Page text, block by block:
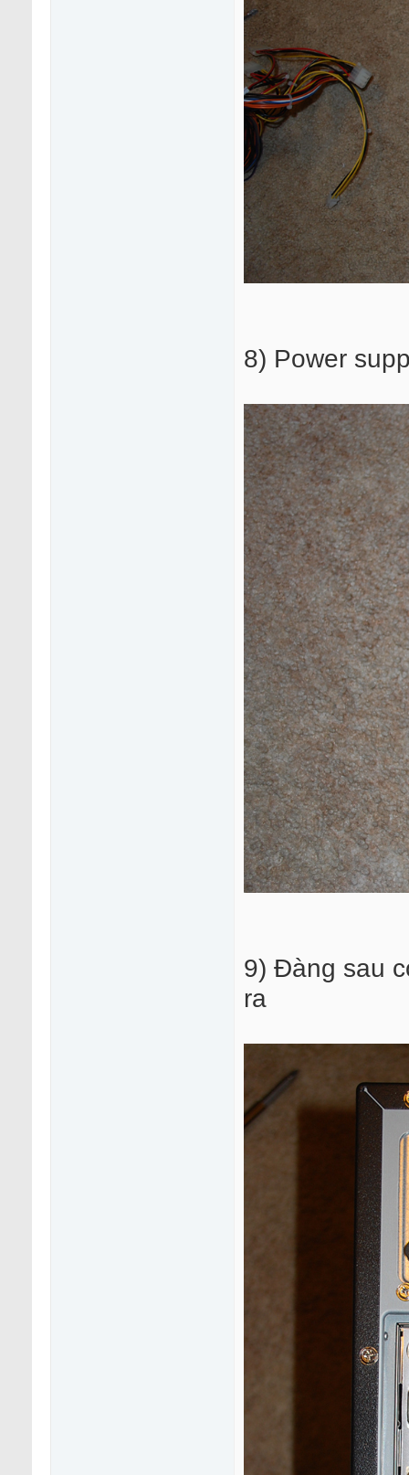
8) Power
9) Đàng sau
ra